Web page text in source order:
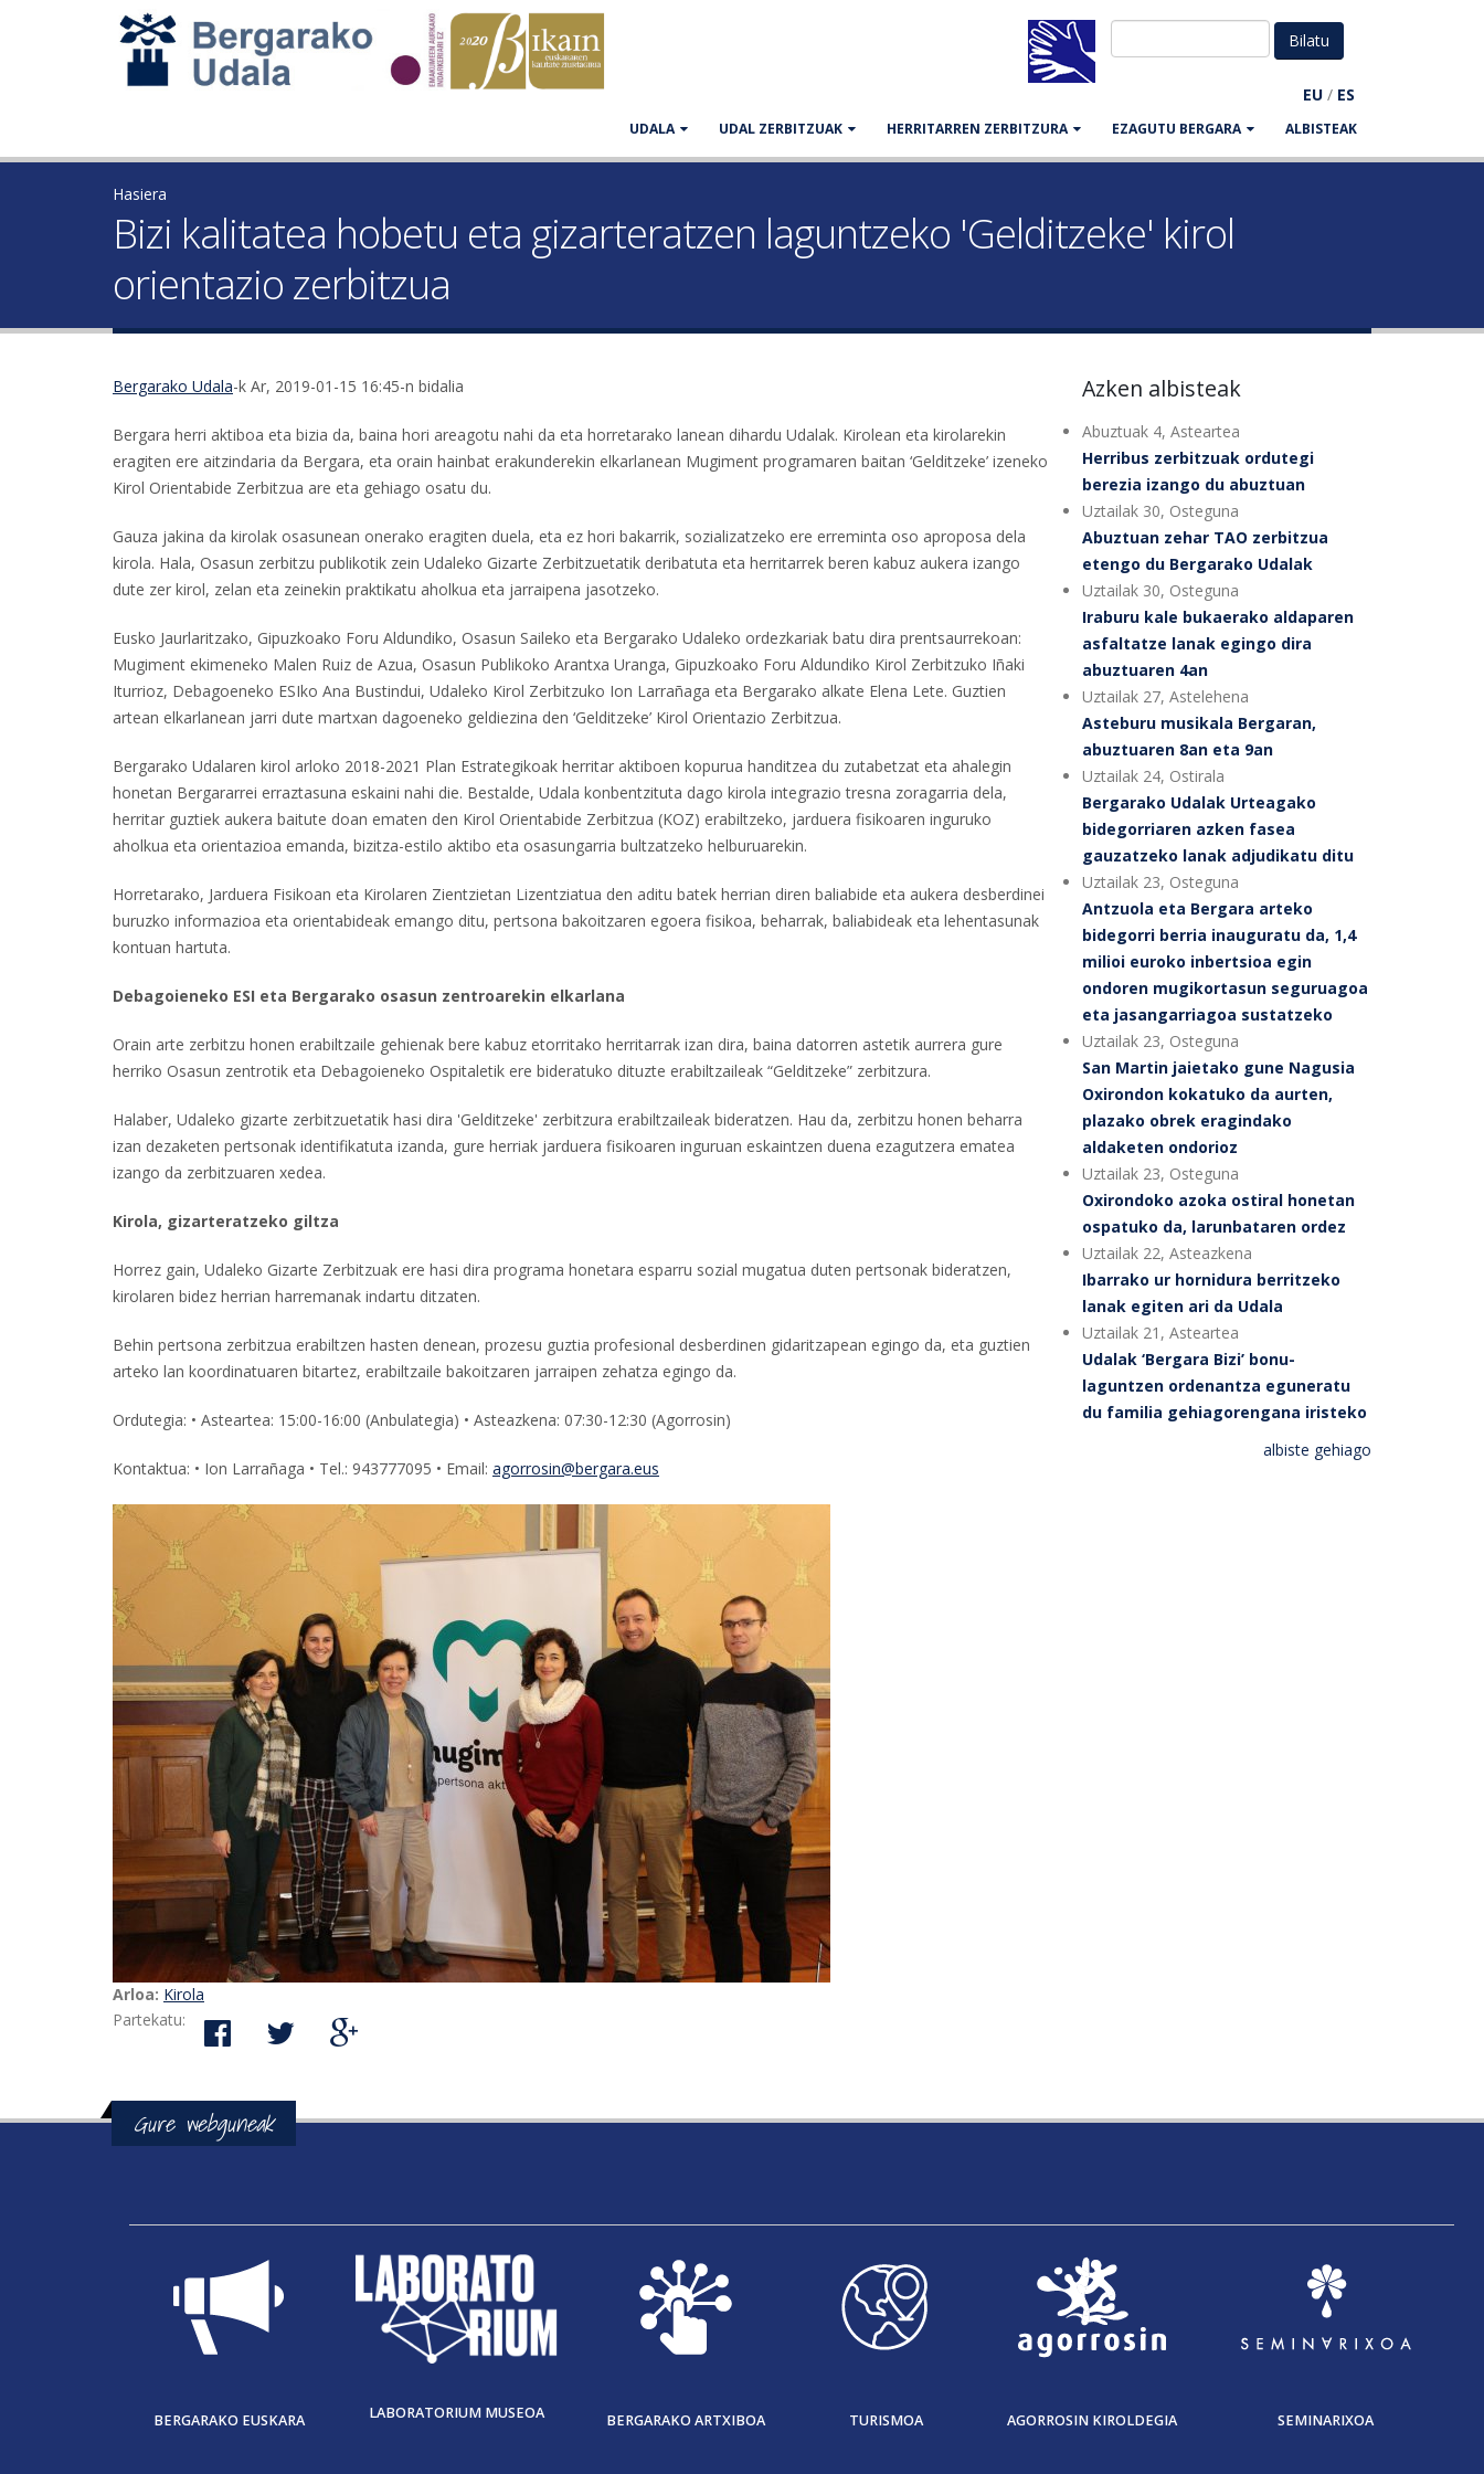
EU / ES
UDALA UDAL ZERBITZUAK HERRITARREN ZERBITZURA EZAGUTU BERGARA ALBISTEAK
Hasiera
Bizi kalitatea hobetu eta gizarteratzen laguntzeko 'Gelditzeke' kirol
orientazio zerbitzua
Bergarako Udala-k Ar, 2019-01-15 16:45-n bidalia
Bergara herri aktiboa eta bizia da, baina hori areagotu nahi da eta horretarako lanean dihardu Udalak. Kirolean eta kirolarekin
eragiten ere aitzindaria da Bergara, eta orain hainbat erakunderekin elkarlanean Mugiment programaren baitan ‘Gelditzeke’ izeneko
Kirol Orientabide Zerbitzua are eta gehiago osatu du.
Gauza jakina da kirolak osasunean onerako eragiten duela, eta ez hori bakarrik, sozializatzeko ere erreminta oso aproposa dela
kirola. Hala, Osasun zerbitzu publikotik zein Udaleko Gizarte Zerbitzuetatik deribatuta eta herritarrek beren kabuz aukera izango
dute zer kirol, zelan eta zeinekin praktikatu aholkua eta jarraipena jasotzeko.
Eusko Jaurlaritzako, Gipuzkoako Foru Aldundiko, Osasun Saileko eta Bergarako Udaleko ordezkariak batu dira prentsaurrekoan:
Mugiment ekimeneko Malen Ruiz de Azua, Osasun Publikoko Arantxa Uranga, Gipuzkoako Foru Aldundiko Kirol Zerbitzuko Iñaki
Iturrioz, Debagoeneko ESIko Ana Bustindui, Udaleko Kirol Zerbitzuko Ion Larrañaga eta Bergarako alkate Elena Lete. Guztien
artean elkarlanean jarri dute martxan dagoeneko geldiezina den ‘Gelditzeke’ Kirol Orientazio Zerbitzua.
Bergarako Udalaren kirol arloko 2018-2021 Plan Estrategikoak herritar aktiboen kopurua handitzea du zutabetzat eta ahalegin
honetan Bergararrei erraztasuna eskaini nahi die. Bestalde, Udala konbentzituta dago kirola integrazio tresna zoragarria dela,
herritar guztiek aukera baitute doan ematen den Kirol Orientabide Zerbitzua (KOZ) erabiltzeko, jarduera fisikoaren inguruko
aholkua eta orientazioa emanda, bizitza-estilo aktibo eta osasungarria bultzatzeko helburuarekin.
Horretarako, Jarduera Fisikoan eta Kirolaren Zientzietan Lizentziatua den aditu batek herrian diren baliabide eta aukera desberdinei
buruzko informazioa eta orientabideak emango ditu, pertsona bakoitzaren egoera fisikoa, beharrak, baliabideak eta lehentasunak
kontuan hartuta.
Debagoieneko ESI eta Bergarako osasun zentroarekin elkarlana
Orain arte zerbitzu honen erabiltzaile gehienak bere kabuz etorritako herritarrak izan dira, baina datorren astetik aurrera gure
herriko Osasun zentrotik eta Debagoieneko Ospitaletik ere bideratuko dituzte erabiltzaileak “Gelditzeke” zerbitzura.
Halaber, Udaleko gizarte zerbitzuetatik hasi dira 'Gelditzeke' zerbitzura erabiltzaileak bideratzen. Hau da, zerbitzu honen beharra
izan dezaketen pertsonak identifikatuta izanda, gure herriak jarduera fisikoaren inguruan eskaintzen duena ezagutzera ematea
izango da zerbitzuaren xedea.
Kirola, gizarteratzeko giltza
Horrez gain, Udaleko Gizarte Zerbitzuak ere hasi dira programa honetara esparru sozial mugatua duten pertsonak bideratzen,
kirolaren bidez herrian harremanak indartu ditzaten.
Behin pertsona zerbitzua erabiltzen hasten denean, prozesu guztia profesional desberdinen gidaritzapean egingo da, eta guztien
arteko lan koordinatuaren bitartez, erabiltzaile bakoitzaren jarraipen zehatza egingo da.
Ordutegia: • Asteartea: 15:00-16:00 (Anbulategia) • Asteazkena: 07:30-12:30 (Agorrosin)
Kontaktua: • Ion Larrañaga • Tel.: 943777095 • Email: agorrosin@bergara.eus
Arloa: Kirola
Partekatu:
Azken albisteak
Abuztuak 4, Asteartea
Herribus zerbitzuak ordutegi
berezia izango du abuztuan
Uztailak 30, Osteguna
Abuztuan zehar TAO zerbitzua
etengo du Bergarako Udalak
Uztailak 30, Osteguna
Iraburu kale bukaerako aldaparen
asfaltatze lanak egingo dira
abuztuaren 4an
Uztailak 27, Astelehena
Asteburu musikala Bergaran,
abuztuaren 8an eta 9an
Uztailak 24, Ostirala
Bergarako Udalak Urteagako
bidegorriaren azken fasea
gauzatzeko lanak adjudikatu ditu
Uztailak 23, Osteguna
Antzuola eta Bergara arteko
bidegorri berria inauguratu da, 1,4
milioi euroko inbertsioa egin
ondoren mugikortasun seguruagoa
eta jasangarriagoa sustatzeko
Uztailak 23, Osteguna
San Martin jaietako gune Nagusia
Oxirondon kokatuko da aurten,
plazako obrek eragindako
aldaketen ondorioz
Uztailak 23, Osteguna
Oxirondoko azoka ostiral honetan
ospatuko da, larunbataren ordez
Uztailak 22, Asteazkena
Ibarrako ur hornidura berritzeko
lanak egiten ari da Udala
Uztailak 21, Asteartea
Udalak ‘Bergara Bizi’ bonu-
laguntzen ordenantza eguneratu
du familia gehiagorengana iristeko
albiste gehiago
Gure webguneak
BERGARAKO EUSKARA LABORATORIUM MUSEOA BERGARAKO ARTXIBOA TURISMOA AGORROSIN KIROLDEGIA SEMINARIXOA